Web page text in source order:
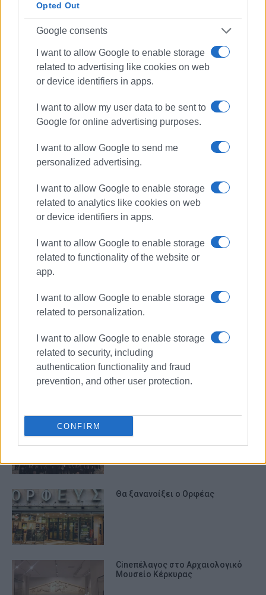
Opted Out
Google consents
I want to allow Google to enable storage
related to advertising like cookies on web
or device identifiers in apps.
I want to allow my user data to be sent to
Google for online advertising purposes.
I want to allow Google to send me
personalized advertising.
I want to allow Google to enable storage
related to analytics like cookies on web
or device identifiers in apps.
I want to allow Google to enable storage
related to functionality of the website or
app.
I want to allow Google to enable storage
related to personalization.
I want to allow Google to enable storage
related to security, including
authentication functionality and fraud
prevention, and other user protection.
CONFIRM
ΟΡΦΕΑΣ ΚΙΝΗΜΑΤΟΓΡΑΦΟΣ
ΣΙΝΕΜΑ
Τ.Μ.Σ.
Θα ξανανοίξει ο Ορφέας
Cineπέλαγος στο Αρχαιολογικό
Μουσείο Κέρκυρας